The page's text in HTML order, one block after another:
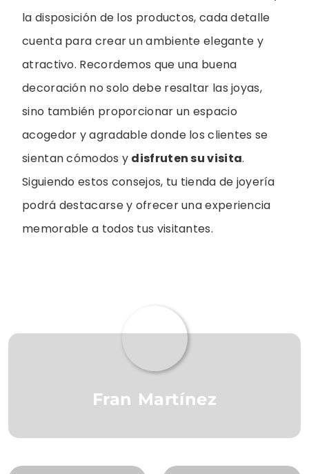
la disposición de los productos, cada detalle
cuenta para crear un ambiente elegante y
atractivo. Recordemos que una buena
decoración no solo debe resaltar las joyas,
sino también proporcionar un espacio
acogedor y agradable donde los clientes se
sientan cómodos y disfruten su visita.
Siguiendo estos consejos, tu tienda de joyería
podrá destacarse y ofrecer una experiencia
memorable a todos tus visitantes.
Fran Martínez